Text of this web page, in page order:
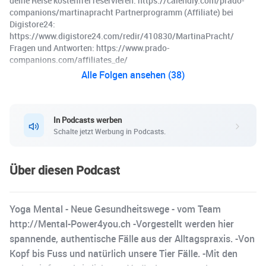
companions/martinapracht Partnerprogramm (Affiliate) bei
Digistore24:
https://www.digistore24.com/redir/410830/MartinaPracht/
Fragen und Antworten: https://www.prado-
companions.com/affiliates_de/
Alle Folgen ansehen (38)
In Podcasts werben
Schalte jetzt Werbung in Podcasts.
Über diesen Podcast
Yoga Mental - Neue Gesundheitswege - vom Team
http://Mental-Power4you.ch -Vorgestellt werden hier
spannende, authentische Fälle aus der Alltagspraxis. -Von
Kopf bis Fuss und natürlich unsere Tier Fälle. -Mit den